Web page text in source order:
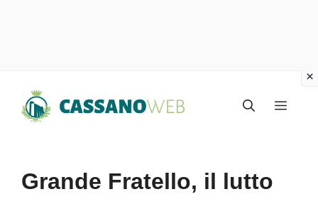
Menu
Grande Fratello, il lutto